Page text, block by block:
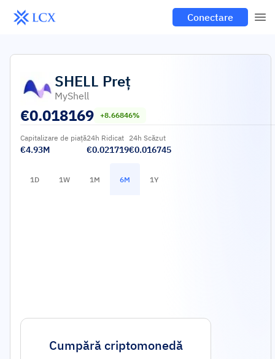
Conectare
SHELL Preț
MyShell
€0.018169 +8.66846%
Capitalizare de piață
€4.93M
24h Ridicat
€0.021719
24h Scăzut
€0.016745
1D 1W 1M 6M 1Y
Cumpără criptomonedă